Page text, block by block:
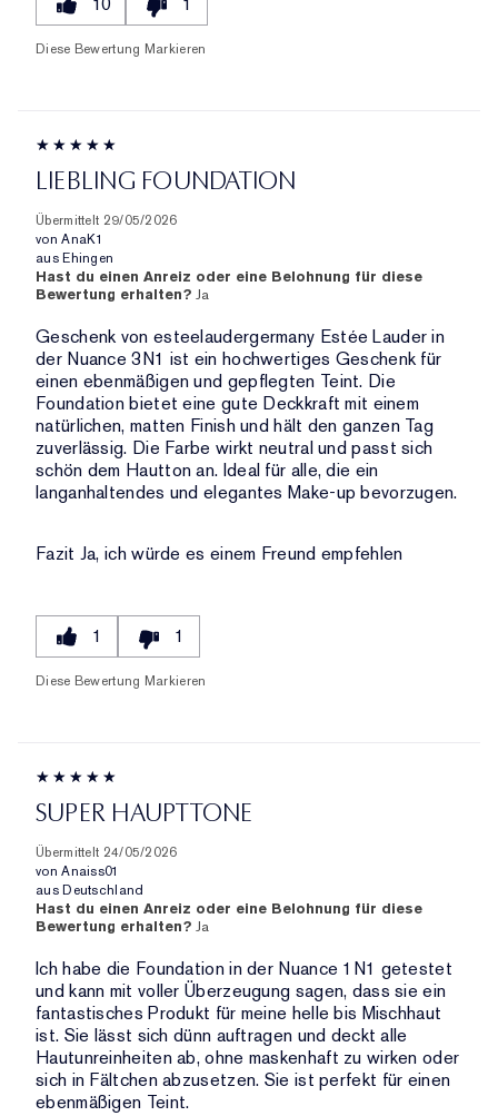
Diese Bewertung Markieren
LIEBLING FOUNDATION
Übermittelt 29/05/2026
von AnaK1
aus Ehingen
Hast du einen Anreiz oder eine Belohnung für diese
Bewertung erhalten? Ja
Geschenk von esteelaudergermany Estée Lauder in
der Nuance 3N1 ist ein hochwertiges Geschenk für
einen ebenmäßigen und gepflegten Teint. Die
Foundation bietet eine gute Deckkraft mit einem
natürlichen, matten Finish und hält den ganzen Tag
zuverlässig. Die Farbe wirkt neutral und passt sich
schön dem Hautton an. Ideal für alle, die ein
langanhaltendes und elegantes Make-up bevorzugen.
Fazit Ja, ich würde es einem Freund empfehlen
1 1
Diese Bewertung Markieren
SUPER HAUPTTONE
Übermittelt 24/05/2026
von Anaiss01
aus Deutschland
Hast du einen Anreiz oder eine Belohnung für diese
Bewertung erhalten? Ja
Ich habe die Foundation in der Nuance 1N1 getestet
und kann mit voller Überzeugung sagen, dass sie ein
fantastisches Produkt für meine helle bis Mischhaut
ist. Sie lässt sich dünn auftragen und deckt alle
Hautunreinheiten ab, ohne maskenhaft zu wirken oder
sich in Fältchen abzusetzen. Sie ist perfekt für einen
ebenmäßigen Teint.